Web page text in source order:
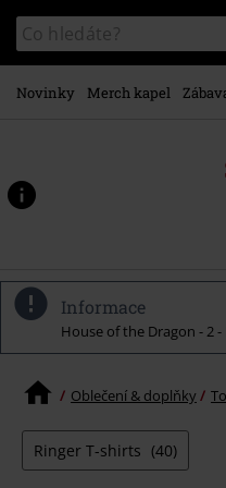
hlavnímu
obsahu
Katalog
vyhledávání
Novinky Merch kapel
Informace
House of the Dragon - 2
Oblečení & doplňky
Ringer T-shirts (40)